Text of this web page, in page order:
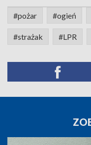
#pożar #ogień
#strażak #LPR